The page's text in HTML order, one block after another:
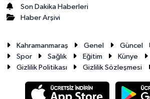
Son Dakika Haberleri
Haber Arşivi
Kahramanmaraş Genel Güncel
Spor
Sağlık Eğitim Künye
Gizlilik Politikası
Gizlilik Sözleşmesi